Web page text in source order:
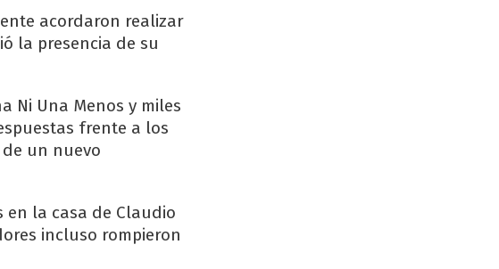
acordaron realizar
la presencia de su
Ni Una Menos y miles
frente a los
un nuevo
la casa de Claudio
incluso rompieron